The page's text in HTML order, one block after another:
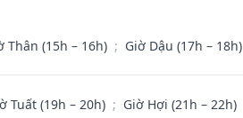
Thân (15h – 16h) ; Giờ Dậu (17h – 18h)
Tuất (19h – 20h) ; Giờ Hợi (21h – 22h)